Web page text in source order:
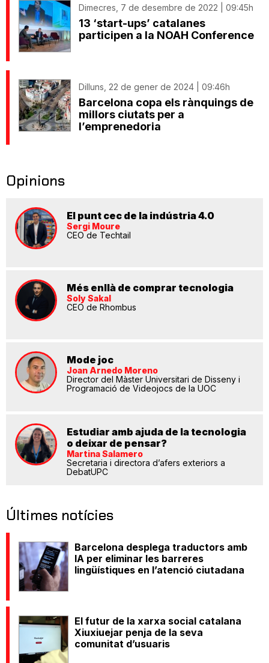
Dimecres, 7 de desembre de 2022 | 09:45h
13 ‘start-ups’ catalanes
participen a la NOAH Conference
Dilluns, 22 de gener de 2024 | 09:46h
Barcelona copa els rànquings de
millors ciutats per a
l’emprenedoria
Opinions
El punt cec de la indústria 4.0
Sergi Moure
CEO de Techtail
Més enllà de comprar tecnologia
Soly Sakal
CEO de Rhombus
Mode joc
Joan Arnedo Moreno
Director del Màster Universitari de Disseny i
Programació de Videojocs de la UOC
Estudiar amb ajuda de la tecnologia
o deixar de pensar?
Martina Salamero
Secretaria i directora d’afers exteriors a
DebatUPC
Últimes notícies
Barcelona desplega traductors amb
IA per eliminar les barreres
lingüístiques en l’atenció ciutadana
El futur de la xarxa social catalana
Xiuxiuejar penja de la seva
comunitat d’usuaris